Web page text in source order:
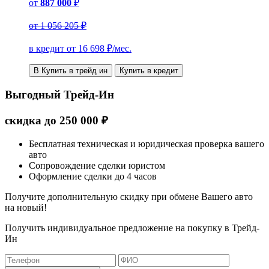
от 887 000 ₽
от1 056 205 ₽
в кредит от 16 698 ₽/мес.
В Купить в трейд ин Купить в кредит
Выгодный Трейд-Ин
скидка до 250 000 ₽
Бесплатная техническая и юридическая проверка вашего
авто
Сопровождение сделки юристом
Оформление сделки до 4 часов
Получите дополнительную скидку при обмене Вашего авто
на новый!
Получить индивидуальное предложение на покупку в Трейд-
Ин